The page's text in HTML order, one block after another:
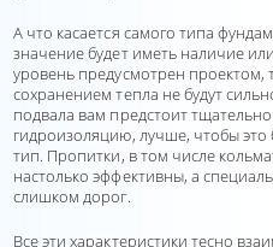
А что касается самого типа
значение будет иметь наличие
уровень предусмотрен проектом,
сохранением тепла не будут
подвала вам предстоит
гидроизоляцию, лучше, чтобы
тип. Пропитки, в том числе
настолько эффективны, а
слишком дорог.
Все эти характеристики тесно